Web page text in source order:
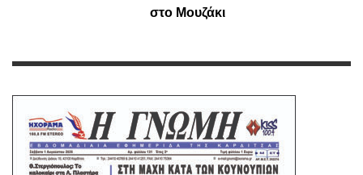
στο Μουζάκι